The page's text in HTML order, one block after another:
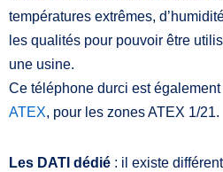
températures extrêmes,
les qualités pour pouvoir être
une usine.
Ce téléphone durci est
ATEX, pour les zones ATEX 1/21.
Les DATI dédié : il existe